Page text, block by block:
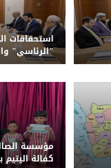
استحقاقات
"الرئاسي"
حتمية الحسم
مؤسسة
كفالة